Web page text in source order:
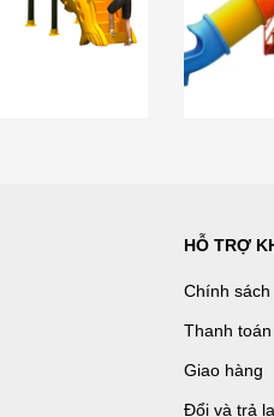
HỖ TRỢ
Chính
Thanh toán
Giao hàng
Đổi và trả